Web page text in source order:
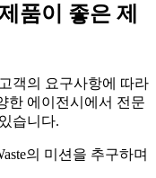
품이 좋은 제
객의 요구사항에 따라
한 에이전시에서 전문
습니다.
의 미션을 추구하며